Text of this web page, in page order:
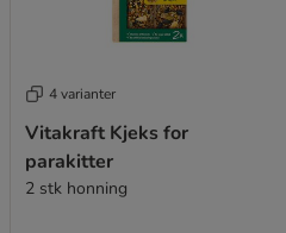
4 varianter
Vitakraft Kjeks for
parakitter
2 stk honning